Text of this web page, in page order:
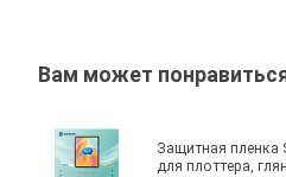
Вам может
Защитная пленка
для плоттера,